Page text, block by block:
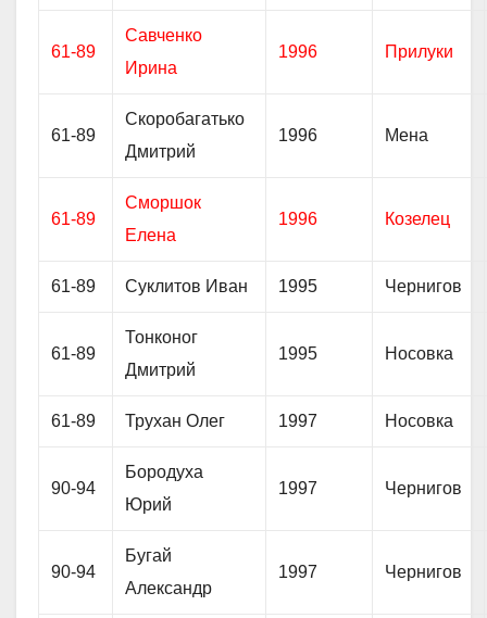
61-89
Савченко
Ирина
1996 Прилуки
61-89
Скоробагатько
Дмитрий
1996 Мена
61-89
Сморшок
Елена
1996 Козелец
61-89 Суклитов Иван 1995 Чернигов
61-89
Тонконог
Дмитрий
1995 Носовка
61-89 Трухан Олег 1997 Носовка
90-94
Бородуха
Юрий
1997 Чернигов
90-94
Бугай
Александр
1997 Чернигов